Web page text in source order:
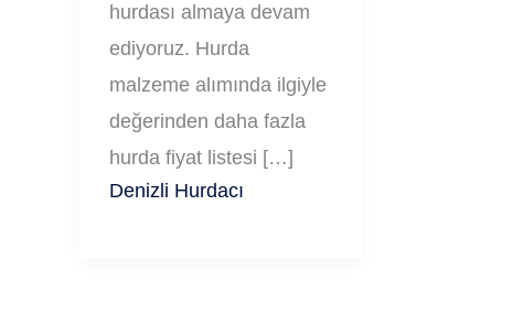
hurdası almaya devam
ediyoruz. Hurda
malzeme alımında ilgiyle
değerinden daha fazla
hurda fiyat listesi […]
Denizli Hurdacı